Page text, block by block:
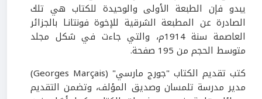
يبدو فإن الطبعة الأولى والوحيدة للكتاب هي تلك
الصادرة عن المطبعة الشرقية للإخوة فونتانـا بالجزائر
العاصمة سنة 1914م، والتي جاءت في شكل مجلد
متوسط الحجم من 195 صفحة.
كتب تقديم الكتاب "جورج مارسي" (Georges Marçais)
مدير مدرسة تلمسان وصديق المؤلف، وتضمن التقديم